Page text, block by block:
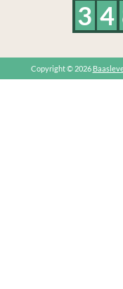
3 4
Copyright © 2026